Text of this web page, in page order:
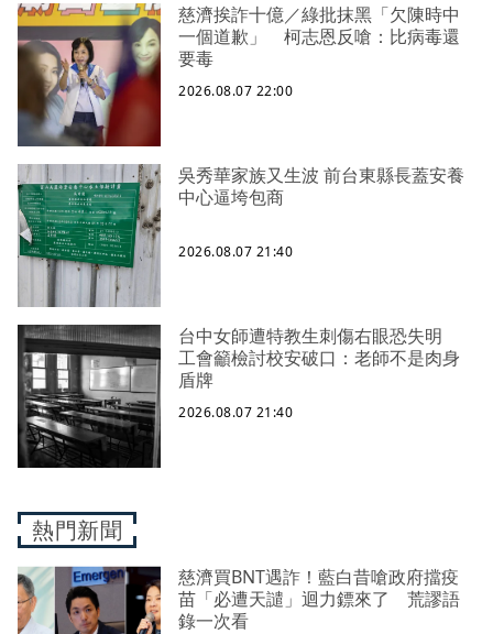
慈濟挨詐十億／綠批抹黑「欠陳時中
一個道歉」 柯志恩反嗆：比病毒還
要毒
2026.08.07 22:00
吳秀華家族又生波 前台東縣長蓋安養
中心逼垮包商
2026.08.07 21:40
台中女師遭特教生刺傷右眼恐失明
工會籲檢討校安破口：老師不是肉身
盾牌
2026.08.07 21:40
熱門新聞
慈濟買BNT遇詐！藍白昔嗆政府擋疫
苗「必遭天譴」迴力鏢來了 荒謬語
錄一次看